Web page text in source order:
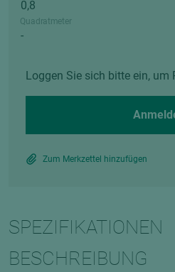
Quadratmeter
Loggen Sie sich bitte ein, um
Zum Merkzettel hinzufügen
SPEZIFIKATIONEN
BESCHREIBUNG